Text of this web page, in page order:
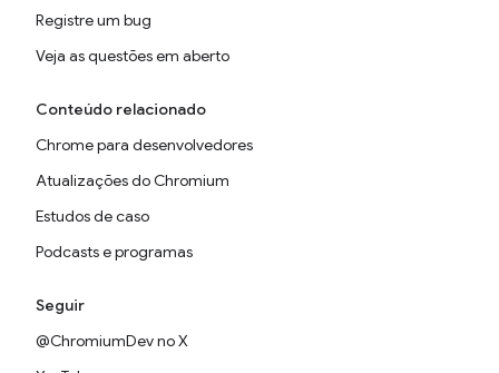
Registre um bug
Veja as questões em aberto
Conteúdo relacionado
Chrome para desenvolvedores
Atualizações do Chromium
Estudos de caso
Podcasts e programas
Seguir
@ChromiumDev no X